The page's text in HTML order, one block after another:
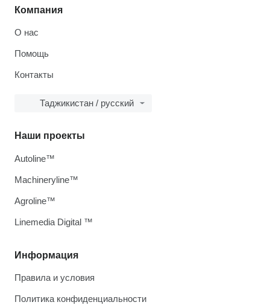
Компания
О нас
Помощь
Контакты
Таджикистан / русский
Информация
Правила и условия
Политика конфиденциальности
Наши проекты
Autoline™
Machineryline™
Agroline™
Linemedia Digital ™